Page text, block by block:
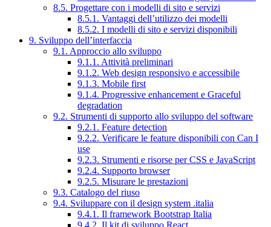
8.5. Progettare con i modelli di sito e servizi
8.5.1. Vantaggi dell’utilizzo dei modelli
8.5.2. I modelli di sito e servizi disponibili
9. Sviluppo dell’interfaccia
9.1. Approccio allo sviluppo
9.1.1. Attività preliminari
9.1.2. Web design responsivo e accessibile
9.1.3. Mobile first
9.1.4. Progressive enhancement e Graceful
degradation
9.2. Strumenti di supporto allo sviluppo del software
9.2.1. Feature detection
9.2.2. Verificare le feature disponibili con Can I
use
9.2.3. Strumenti e risorse per CSS e JavaScript
9.2.4. Supporto browser
9.2.5. Misurare le prestazioni
9.3. Catalogo del riuso
9.4. Sviluppare con il design system .italia
9.4.1. Il framework Bootstrap Italia
9.4.2. Il kit di sviluppo React